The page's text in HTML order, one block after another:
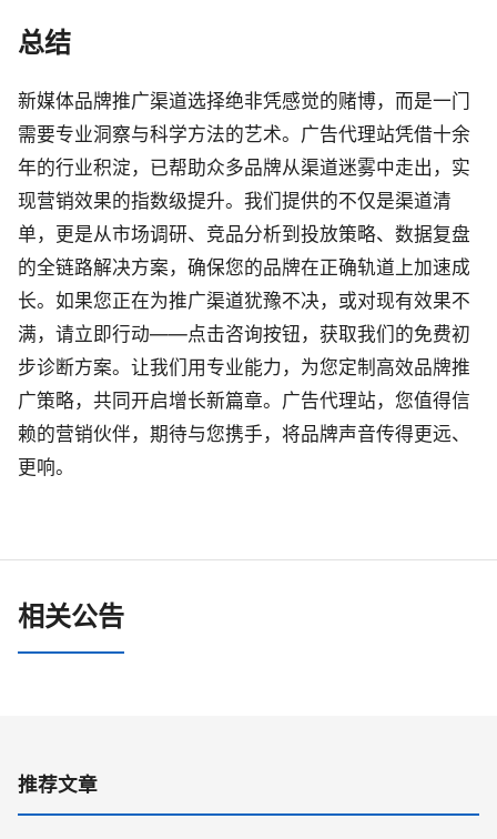
总结
新媒体品牌推广渠道选择绝非凭感觉的赌博，而是一门
需要专业洞察与科学方法的艺术。广告代理站凭借十余
年的行业积淀，已帮助众多品牌从渠道迷雾中走出，实
现营销效果的指数级提升。我们提供的不仅是渠道清
单，更是从市场调研、竞品分析到投放策略、数据复盘
的全链路解决方案，确保您的品牌在正确轨道上加速成
长。如果您正在为推广渠道犹豫不决，或对现有效果不
满，请立即行动——点击咨询按钮，获取我们的免费初
步诊断方案。让我们用专业能力，为您定制高效品牌推
广策略，共同开启增长新篇章。广告代理站，您值得信
赖的营销伙伴，期待与您携手，将品牌声音传得更远、
更响。
相关公告
推荐文章